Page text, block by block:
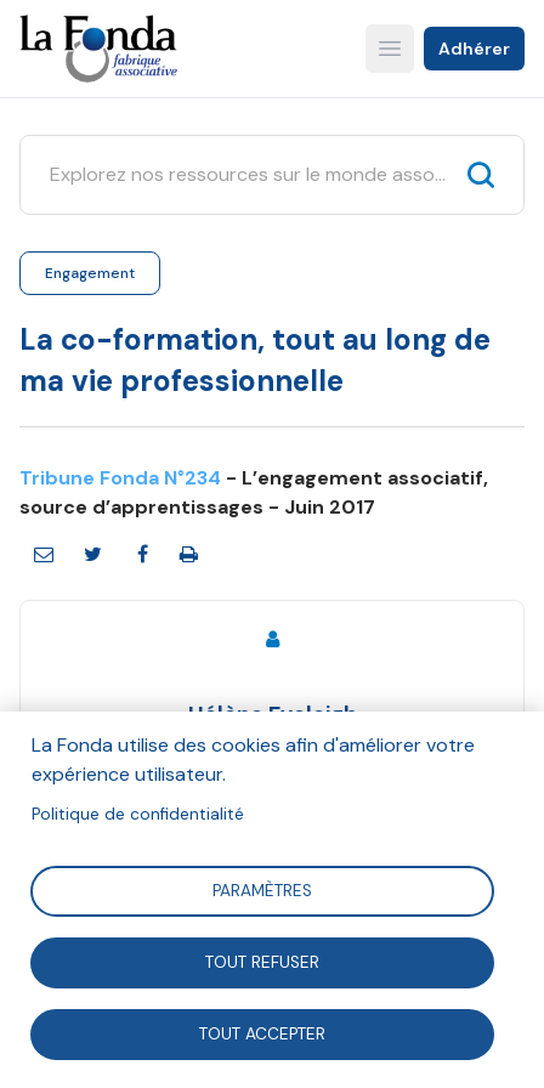
Aller
au
contenu
principal
Open main menu
Adhérer
Engagement
La co-formation, tout au long de
ma vie professionnelle
Tribune Fonda N°234 - L’engagement associatif,
source d’apprentissages - Juin 2017
Hélène Eveleigh
Juin 2017
Retour sur un parcours de vie où l'engagement dans
un mouvement pédagogique a compensée la
formation professionnelle insuffisante.
Entrée à l’Éducation nationale à la fin des années 1970,
La Fonda utilise des cookies afin d'améliorer votre
expérience utilisateur.
Politique de confidentialité
PARAMÈTRES
TOUT REFUSER
TOUT ACCEPTER